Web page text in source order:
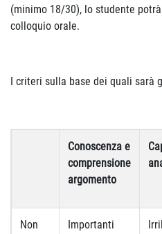
(minimo 18/30), lo studente
colloquio orale.
I criteri sulla base dei quali sarà
Conoscenza e
comprensione
argomento
Non
Importanti